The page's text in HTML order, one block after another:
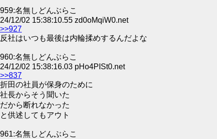
959:名無しどんぶらこ
24/12/02 15:38:10.55 zd0oMqiW0.net
>>927
反社はいつも最後は内輪揉めするんだよな
960:名無しどんぶらこ
24/12/02 15:38:16.03 pHo4PISt0.net
>>837
折田の社員が保身のために
社長からそう聞いた
だから断れなかった
と供述してもアウト
961:名無しどんぶらこ